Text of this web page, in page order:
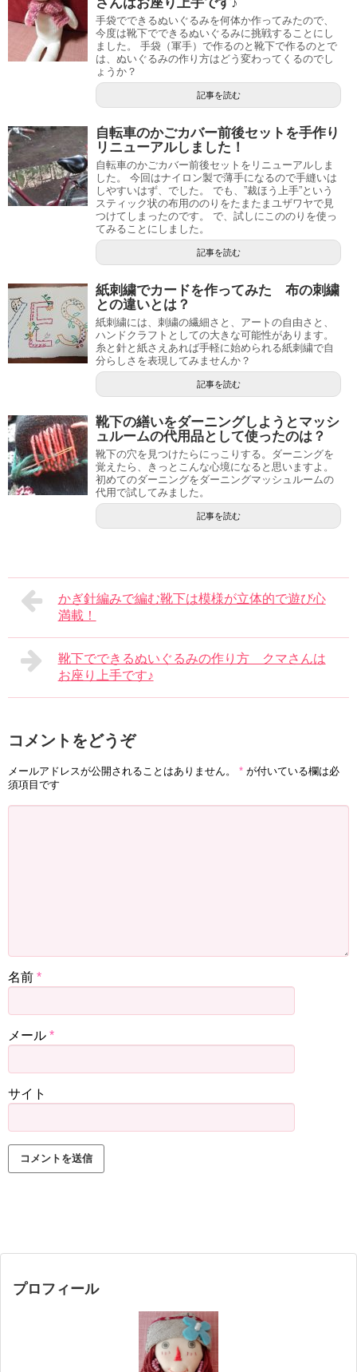
手袋でできるぬいぐるみを何体か作ってみたので、
今度は靴下でできるぬいぐるみに挑戦することにし
ました。 手袋（軍手）で作るのと靴下で作るのとで
は、ぬいぐるみの作り方はどう変わってくるのでし
ょうか？
記事を読む
自転車のかごカバー前後セットを手作り
リニューアルしました！
自転車のかごカバー前後セットをリニューアルしま
した。 今回はナイロン製で薄手になるので手縫いは
しやすいはず、でした。 でも、”裁ほう上手”という
スティック状の布用ののりをたまたまユザワヤで見
つけてしまったのです。 で、試しにこののりを使っ
てみることにしました。
記事を読む
紙刺繍でカードを作ってみた 布の刺繍
との違いとは？
紙刺繍には、刺繍の繊細さと、アートの自由さと、
ハンドクラフトとしての大きな可能性があります。
糸と針と紙さえあれば手軽に始められる紙刺繍で自
分らしさを表現してみませんか？
記事を読む
靴下の繕いをダーニングしようとマッシ
ュルームの代用品として使ったのは？
靴下の穴を見つけたらにっこりする。ダーニングを
覚えたら、きっとこんな心境になると思いますよ。
初めてのダーニングをダーニングマッシュルームの
代用で試してみました。
記事を読む
かぎ針編みで編む靴下は模様が立体的で遊び心
満載！
靴下でできるぬいぐるみの作り方 クマさんは
お座り上手です♪
コメントをどうぞ
メールアドレスが公開されることはありません。 * が付いている欄は必
須項目です
名前 *
メール *
サイト
プロフィール